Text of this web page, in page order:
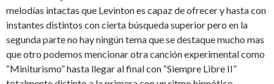
melodías intactas que Levinton es capaz de ofrecer y hasta con
instantes distintos con cierta búsqueda superior pero en la
segunda parte no hay ningún tema que se destaque mucho mas
que otro podemos mencionar otra canción experimental como
“Miniturismo” hasta llegar al final con “Siempre Libre II”